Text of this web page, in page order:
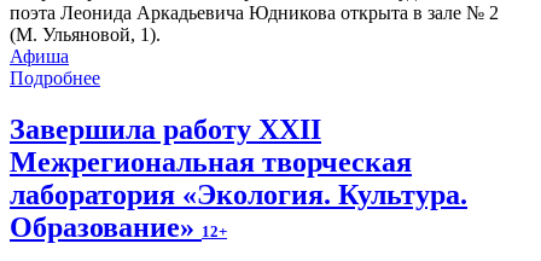
поэта Леонида Аркадьевича Юдникова открыта в зале № 2
(М. Ульяновой, 1).
Афиша
Подробнее
Завершила работу XXII
Межрегиональная творческая
лаборатория «Экология. Культура.
Образование» 12+